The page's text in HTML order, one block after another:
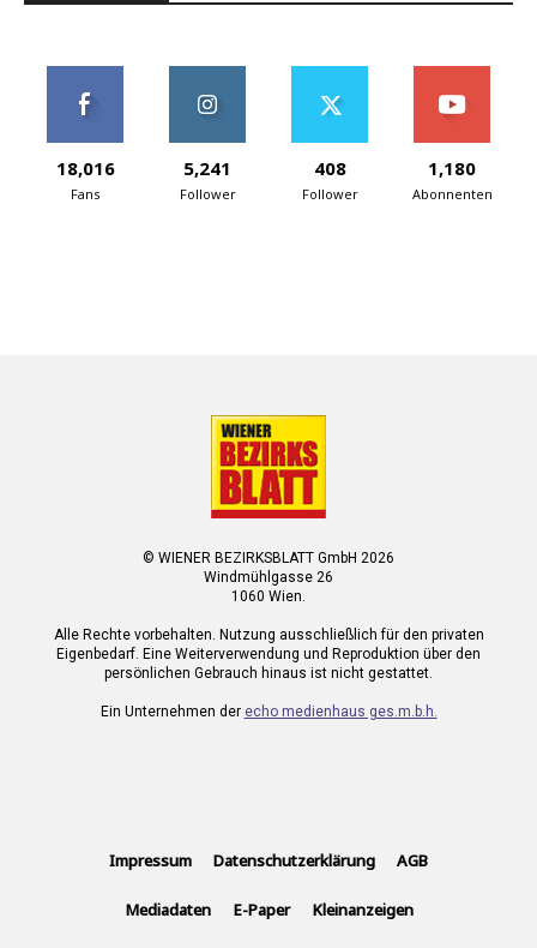
18,016
Fans
5,241
Follower
408
Follower
1,180
Abonnenten
© WIENER BEZIRKSBLATT GmbH 2026
Windmühlgasse 26
1060 Wien.
Alle Rechte vorbehalten. Nutzung ausschließlich für den privaten
Eigenbedarf. Eine Weiterverwendung und Reproduktion über den
persönlichen Gebrauch hinaus ist nicht gestattet.
Ein Unternehmen der echo medienhaus ges.m.b.h.
Impressum Datenschutzerklärung AGB
Mediadaten E-Paper Kleinanzeigen